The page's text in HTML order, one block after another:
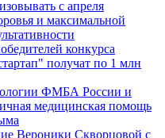
с апреля
и максимальной
конкурса
получат по 1 млн
ФМБА России и
медицинская помощь
Вероники Скворцовой с